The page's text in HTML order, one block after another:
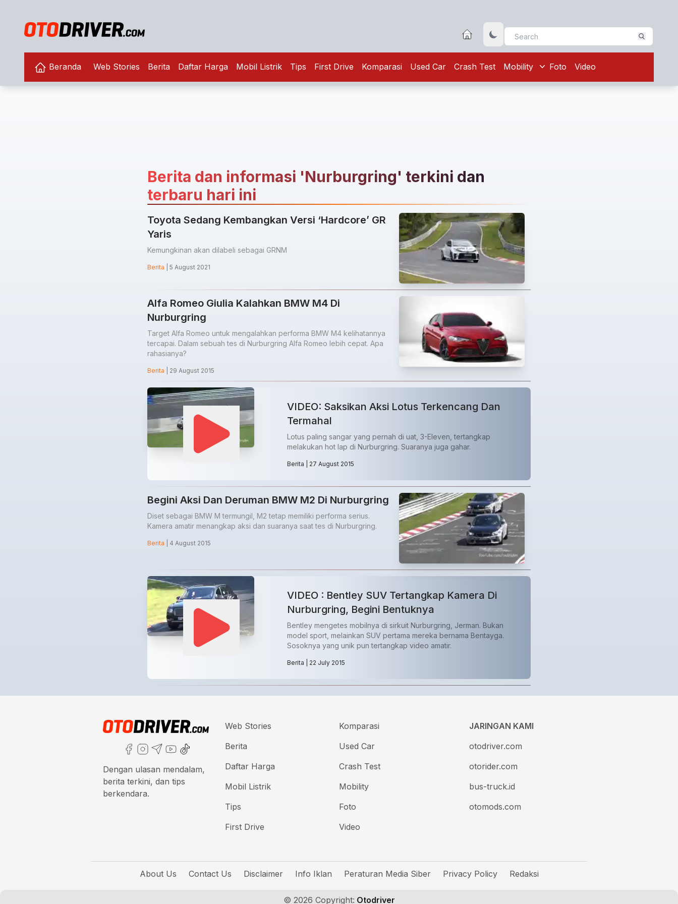
Beranda Web Stories Berita Daftar Harga Mobil Listrik Tips First Drive Komparasi Used Car Crash Test Mobility Foto Video
Berita dan informasi 'Nurburgring' terkini dan
terbaru hari ini
Toyota Sedang Kembangkan Versi ‘Hardcore’ GR
Yaris
Kemungkinan akan dilabeli sebagai GRNM
Berita | 5 August 2021
Alfa Romeo Giulia Kalahkan BMW M4 Di
Nurburgring
Target Alfa Romeo untuk mengalahkan performa BMW M4 kelihatannya
tercapai. Dalam sebuah tes di Nurburgring Alfa Romeo lebih cepat. Apa
rahasianya?
Berita | 29 August 2015
VIDEO: Saksikan Aksi Lotus Terkencang Dan
Termahal
Lotus paling sangar yang pernah di uat, 3-Eleven, tertangkap
melakukan hot lap di Nurburgring. Suaranya juga gahar.
Berita | 27 August 2015
Begini Aksi Dan Deruman BMW M2 Di Nurburgring
Diset sebagai BMW M termungil, M2 tetap memiliki performa serius.
Kamera amatir menangkap aksi dan suaranya saat tes di Nurburgring.
Berita | 4 August 2015
VIDEO : Bentley SUV Tertangkap Kamera Di
Nurburgring, Begini Bentuknya
Bentley mengetes mobilnya di sirkuit Nurburgring, Jerman. Bukan
model sport, melainkan SUV pertama mereka bernama Bentayga.
Sosoknya yang unik pun tertangkap video amatir.
Berita | 22 July 2015
Dengan ulasan mendalam,
berita terkini, dan tips
berkendara.
Web Stories
Berita
Daftar Harga
Mobil Listrik
Tips
First Drive
Komparasi
Used Car
Crash Test
Mobility
Foto
Video
JARINGAN KAMI
otodriver.com
otorider.com
bus-truck.id
otomods.com
About Us Contact Us Disclaimer Info Iklan Peraturan Media Siber Privacy Policy Redaksi
© 2026 Copyright: Otodriver